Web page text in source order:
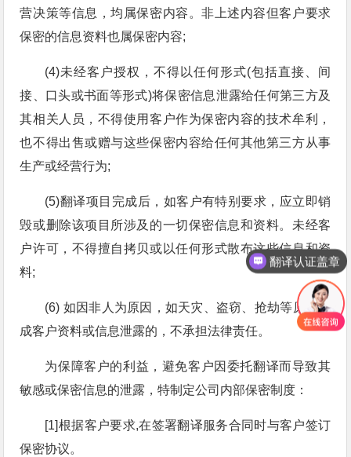
营决策等信息，均属保密内容。非上述内容但客户要求
保密的信息资料也属保密内容;
(4)未经客户授权，不得以任何形式(包括直接、间
接、口头或书面等形式)将保密信息泄露给任何第三方及
其相关人员，不得使用客户作为保密内容的技术牟利，
也不得出售或赠与这些保密内容给任何其他第三方从事
生产或经营行为;
(5)翻译项目完成后，如客户有特别要求，应立即销
毁或删除该项目所涉及的一切保密信息和资料。未经客
户许可，不得擅自拷贝或以任何形式散布这些信息和资
料;
(6) 如因非人为原因，如天灾、盗窃、抢劫等原因造
成客户资料或信息泄露的，不承担法律责任。
为保障客户的利益，避免客户因委托翻译而导致其
敏感或保密信息的泄露，特制定公司内部保密制度：
[1]根据客户要求,在签署翻译服务合同时与客户签订
保密协议。
翻译认证盖章